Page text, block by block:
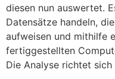
diesen nun auswertet.
Datensätze handeln,
aufweisen und mithilfe
fertiggestellten
Die Analyse richtet